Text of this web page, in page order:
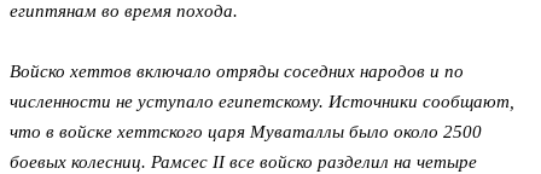
египтянам во время похода.
Войско хеттов включало отряды соседних народов и по
численности не уступало египетскому. Источники сообщают,
что в войске хеттского царя Муваталлы было около 2500
боевых колесниц. Рамсес II все войско разделил на четыре